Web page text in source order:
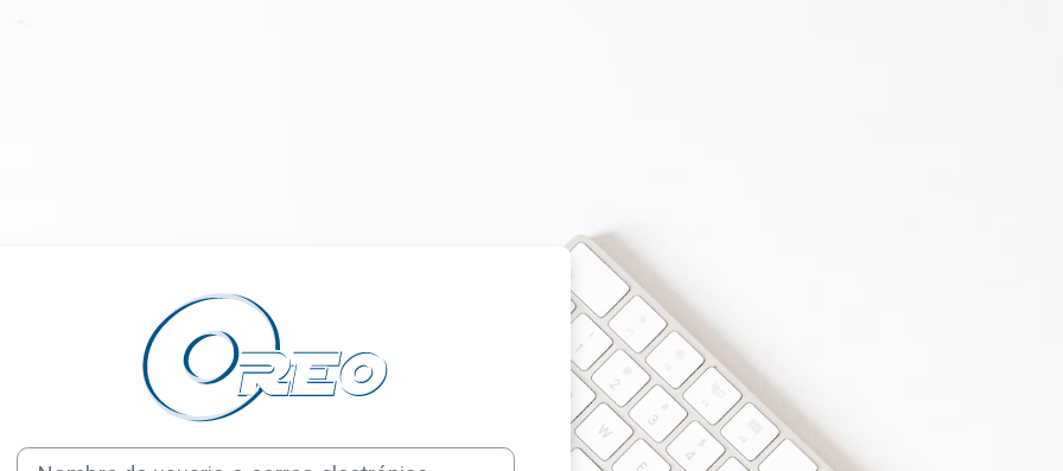
Entrar a OREO Project e-Learning platform
Saltar a creación de una nueva cuenta
Nombre de usuario o correo electrónico